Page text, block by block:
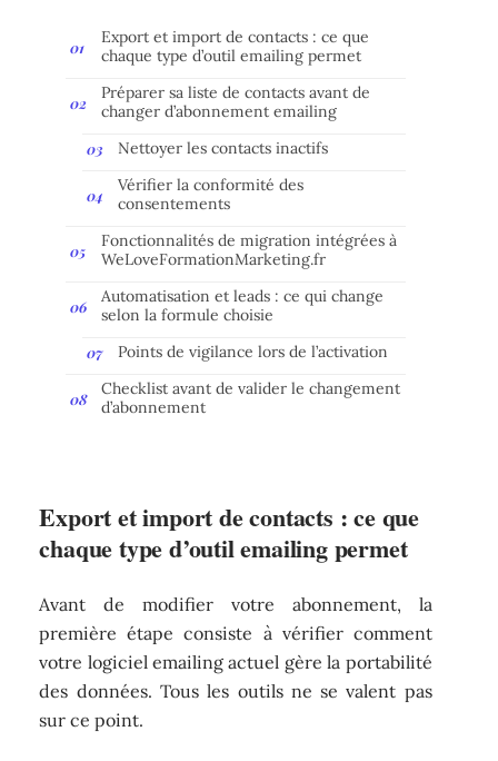
Export et import de contacts : ce que
chaque type d’outil emailing permet
Préparer sa liste de contacts avant de
changer d’abonnement emailing
Nettoyer les contacts inactifs
Vérifier la conformité des
consentements
Fonctionnalités de migration intégrées à
WeLoveFormationMarketing.fr
Automatisation et leads : ce qui change
selon la formule choisie
Points de vigilance lors de l’activation
Checklist avant de valider le changement
d’abonnement
Export et import de contacts : ce que
chaque type d’outil emailing permet
Avant de modifier votre abonnement, la
première étape consiste à vérifier comment
votre logiciel emailing actuel gère la portabilité
des données. Tous les outils ne se valent pas
sur ce point.